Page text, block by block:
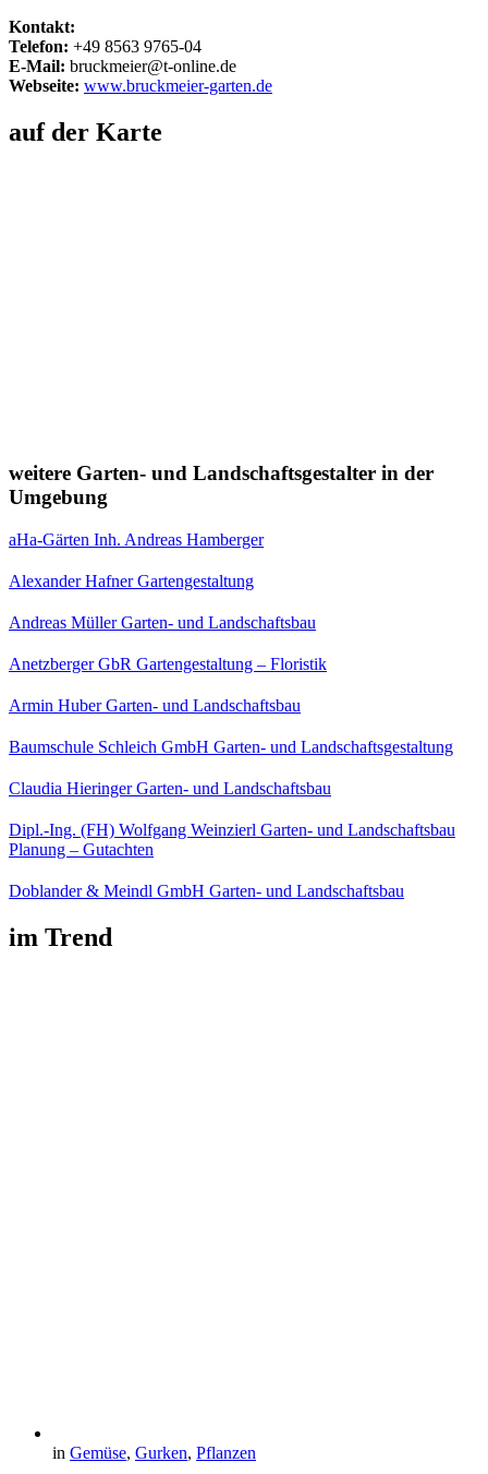
Kontakt:
Telefon: +49 8563 9765-04
E-Mail: bruckmeier@t-online.de
Webseite: www.bruckmeier-garten.de
auf der Karte
weitere Garten- und Landschaftsgestalter in der
Umgebung
aHa-Gärten Inh. Andreas Hamberger
Alexander Hafner Gartengestaltung
Andreas Müller Garten- und Landschaftsbau
Anetzberger GbR Gartengestaltung – Floristik
Armin Huber Garten- und Landschaftsbau
Baumschule Schleich GmbH Garten- und Landschaftsgestaltung
Claudia Hieringer Garten- und Landschaftsbau
Dipl.-Ing. (FH) Wolfgang Weinzierl Garten- und Landschaftsbau
Planung – Gutachten
Doblander & Meindl GmbH Garten- und Landschaftsbau
im Trend
in Gemüse, Gurken, Pflanzen